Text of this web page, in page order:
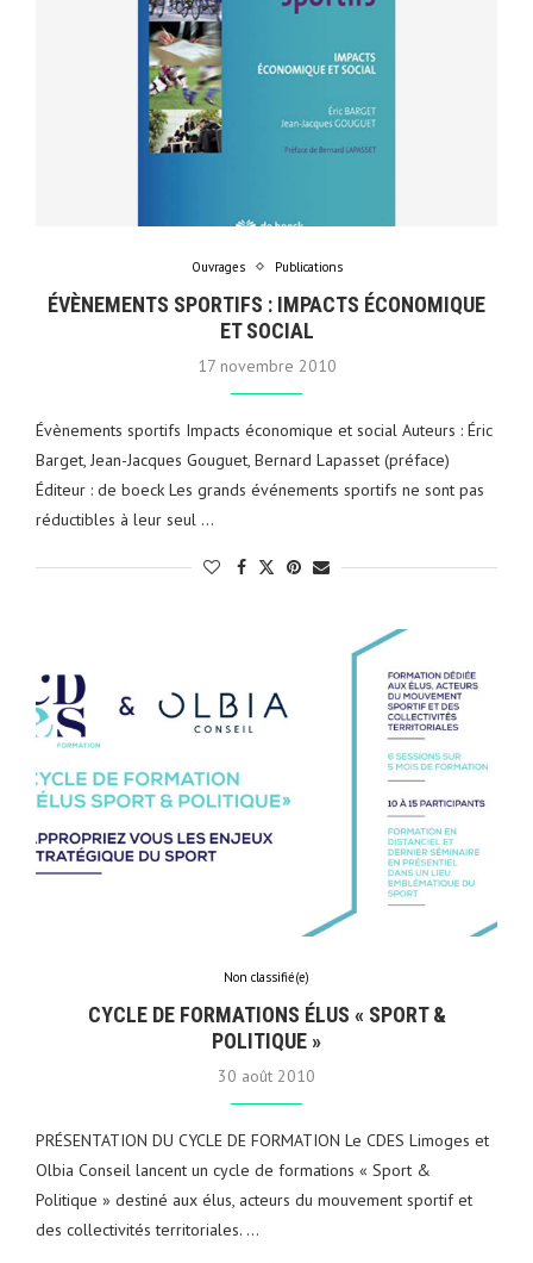
Ouvrages Publications
ÉVÈNEMENTS SPORTIFS : IMPACTS ÉCONOMIQUE
ET SOCIAL
17 novembre 2010
Évènements sportifs Impacts économique et social Auteurs : Éric
Barget, Jean-Jacques Gouguet, Bernard Lapasset (préface)
Éditeur : de boeck Les grands événements sportifs ne sont pas
réductibles à leur seul …
Non classifié(e)
CYCLE DE FORMATIONS ÉLUS « SPORT &
POLITIQUE »
30 août 2010
PRÉSENTATION DU CYCLE DE FORMATION Le CDES Limoges et
Olbia Conseil lancent un cycle de formations « Sport &
Politique » destiné aux élus, acteurs du mouvement sportif et
des collectivités territoriales. …